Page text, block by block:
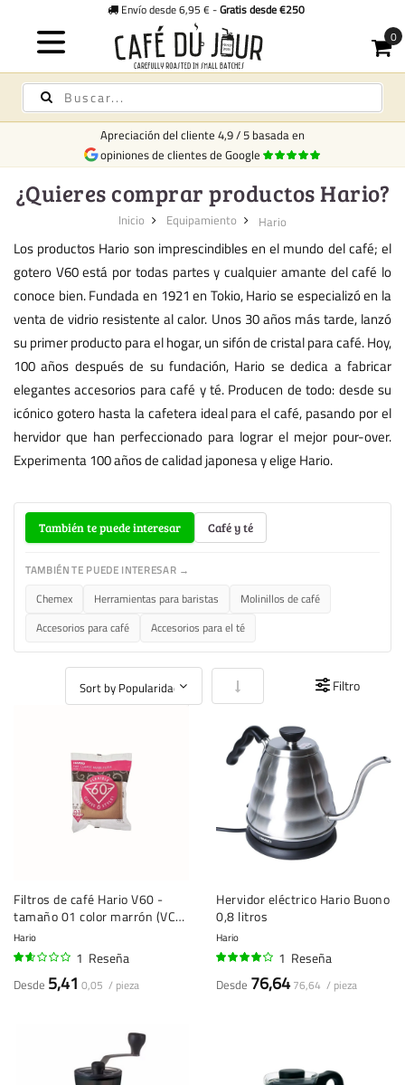
Envío desde 6,95 € -Gratis desde €250
Apreciación del cliente 4,9/5 basada en
opiniones de clientes de Google
¿Quieres comprar productos Hario?
Inicio Equipamiento Hario
Los productos Hario son imprescindibles en el mundo del café; el
gotero V60 está por todas partes y cualquier amante del café lo
conoce bien. Fundada en 1921 en Tokio, Hario se especializó en la
venta de vidrio resistente al calor. Unos 30 años más tarde, lanzó
su primer producto para el hogar, un sifón de cristal para café. Hoy,
100 años después de su fundación, Hario se dedica a fabricar
elegantes accesorios para café y té. Producen de todo: desde su
icónico gotero hasta la cafetera ideal para el café, pasando por el
hervidor que han perfeccionado para lograr el mejor pour-over.
Experimenta 100 años de calidad japonesa y elige Hario.
También te puede interesar Café y té
TAMBIÉN TE PUEDE INTERESAR →
Chemex Herramientas para baristas
Molinillos de café
Accesorios para café
Accesorios para el té
Fijar Dirección Ascendente
Filtro
Filtros de café Hario V60 -
tamaño 01 color marrón (VCF-
01-100M) - 100 unidades
Hario
1 Reseña
Desde 5,41 0,05 / pieza
Hervidor eléctrico Hario Buono
0,8 litros
Hario
1 Reseña
Desde 76,64 76,64 / pieza